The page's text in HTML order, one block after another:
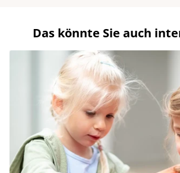
Das könnte Sie auch